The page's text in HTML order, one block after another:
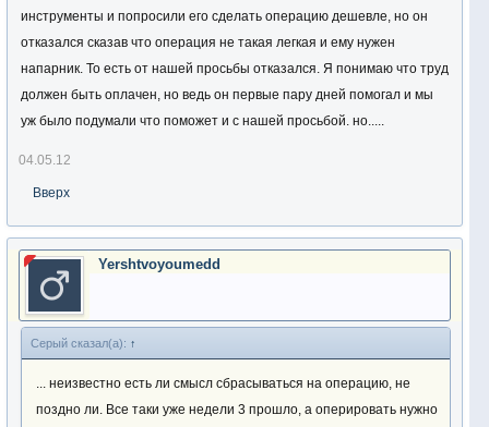
инструменты и попросили его сделать операцию дешевле, но он
отказался сказав что операция не такая легкая и ему нужен
напарник. То есть от нашей просьбы отказался. Я понимаю что труд
должен быть оплачен, но ведь он первые пару дней помогал и мы
уж было подумали что поможет и с нашей просьбой. но.....
04.05.12
Вверх
Yershtvoyoumedd
Серый сказал(а): ↑
... неизвестно есть ли смысл сбрасываться на операцию, не
поздно ли. Все таки уже недели 3 прошло, а оперировать нужно